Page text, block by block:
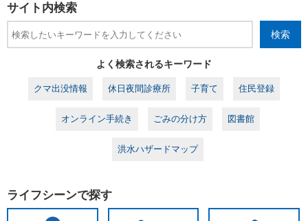
サイト内検索
検索
よく検索されるキーワード
クマ出没情報 休日夜間診療所 子育て 住民登録
オンライン手続き ごみの分け方 図書館
洪水ハザードマップ
ライフシーンで探す